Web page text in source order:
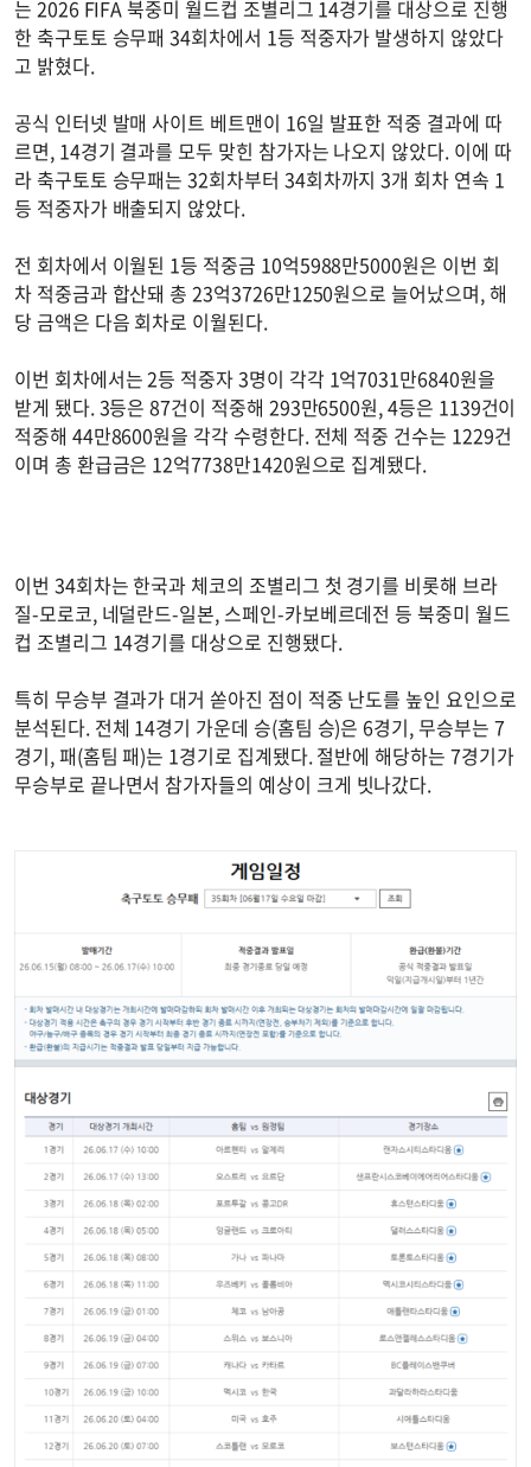
는 2026 FIFA 북중미 월드컵 조별리그 14경기를 대상으로 진행
한 축구토토 승무패 34회차에서 1등 적중자가 발생하지 않았다
고 밝혔다.
공식 인터넷 발매 사이트 베트맨이 16일 발표한 적중 결과에 따
르면, 14경기 결과를 모두 맞힌 참가자는 나오지 않았다. 이에 따
라 축구토토 승무패는 32회차부터 34회차까지 3개 회차 연속 1
등 적중자가 배출되지 않았다.
전 회차에서 이월된 1등 적중금 10억5988만5000원은 이번 회
차 적중금과 합산돼 총 23억3726만1250원으로 늘어났으며, 해
당 금액은 다음 회차로 이월된다.
이번 회차에서는 2등 적중자 3명이 각각 1억7031만6840원을
받게 됐다. 3등은 87건이 적중해 293만6500원, 4등은 1139건이
적중해 44만8600원을 각각 수령한다. 전체 적중 건수는 1229건
이며 총 환급금은 12억7738만1420원으로 집계됐다.
이번 34회차는 한국과 체코의 조별리그 첫 경기를 비롯해 브라
질-모로코, 네덜란드-일본, 스페인-카보베르데전 등 북중미 월드
컵 조별리그 14경기를 대상으로 진행됐다.
특히 무승부 결과가 대거 쏟아진 점이 적중 난도를 높인 요인으로
분석된다. 전체 14경기 가운데 승(홈팀 승)은 6경기, 무승부는 7
경기, 패(홈팀 패)는 1경기로 집계됐다. 절반에 해당하는 7경기가
무승부로 끝나면서 참가자들의 예상이 크게 빗나갔다.